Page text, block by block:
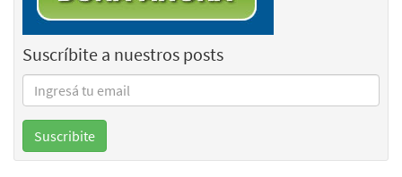
Suscríbite a nuestros posts